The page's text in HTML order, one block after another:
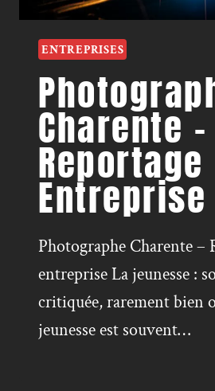
ENTREPRISES
Charente –
Reportage
Entreprise
Photographe Charente –
entreprise La jeunesse :
critiquée, rarement bien
jeunesse est souvent…